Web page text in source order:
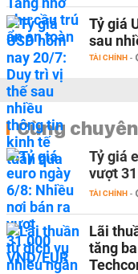
Tỷ giá
sau
TÀI CHÍNH -
Cùng
Tỷ giá
vượt
TÀI CHÍNH -
Lãi
tăng